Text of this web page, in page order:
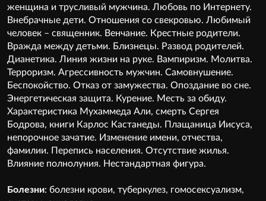
женщина и трусливый мужчина. Любовь по Интернету.
Внебрачные дети. Отношения со свекровью. Любимый
человек – священник. Венчание. Крестные родители.
Вражда между детьми. Близнецы. Развод родителей.
Дианетика. Линия жизни на руке. Вампиризм. Молитва.
Терроризм. Агрессивность мужчин. Самовнушение.
Беспокойство. Отказ от замужества. Опоздание во сне.
Энергетическая защита. Курение. Месть за обиду.
Характеристика Мухаммеда Али, смерть Сергея
Бодрова, книги Карлос Кастанеды. Плащаница Иисуса,
непорочное зачатие. Изменение имени, отчества,
фамилии. Перепись населения. Отсутствие жилья.
Влияние полнолуния. Нестандартная фигура.
Болезни: болезни крови, туберкулез, гомосексуализм,